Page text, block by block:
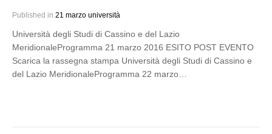
Published in 21 marzo università
Università degli Studi di Cassino e del Lazio
MeridionaleProgramma 21 marzo 2016 ESITO POST EVENTO
Scarica la rassegna stampa Università degli Studi di Cassino e
del Lazio MeridionaleProgramma 22 marzo…